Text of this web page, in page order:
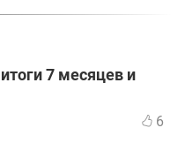
7 месяцев и
6